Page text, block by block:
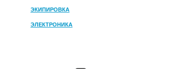
ЭКИПИРОВКА
ЭЛЕКТРОНИКА